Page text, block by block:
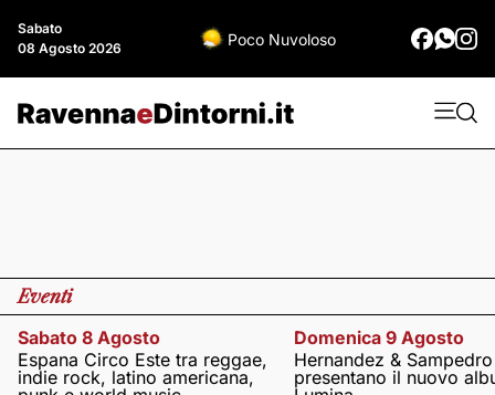
Sabato
08 Agosto 2026
Poco Nuvoloso
Eventi
Sabato 8 Agosto
Espana Circo Este tra reggae,
indie rock, latino americana,
Domenica 9 Agosto
Hernandez & Sampedro
presentano il nuovo